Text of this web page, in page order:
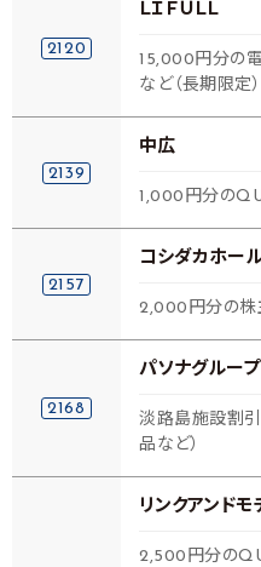
2120
ＬＩＦＵＬＬ
15,000円分の
など（長期限定）
2139
中広
1,000円分の
2157
コシダカホー
2,000円分の株
2168
パソナグループ
淡路島施設割引
品など）
リンクアンドモ
2,500円分の